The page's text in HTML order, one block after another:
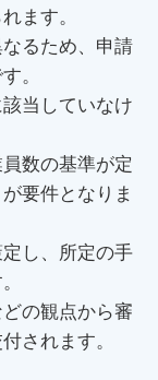
ます。
るため、申請
。
当していなけ
数の基準が定
要件となりま
し、所定の手
の観点から審
されます。